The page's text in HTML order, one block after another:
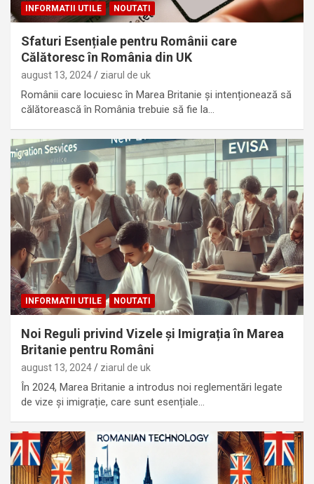
INFORMATII UTILE NOUTATI
Sfaturi Esențiale pentru Românii care
Călătoresc în România din UK
august 13, 2024 ziarul de uk
Românii care locuiesc în Marea Britanie și intenționează să
călătorească în România trebuie să fie la…
INFORMATII UTILE NOUTATI
Noi Reguli privind Vizele și Imigrația în Marea
Britanie pentru Români
august 13, 2024 ziarul de uk
În 2024, Marea Britanie a introdus noi reglementări legate
de vize și imigrație, care sunt esențiale…